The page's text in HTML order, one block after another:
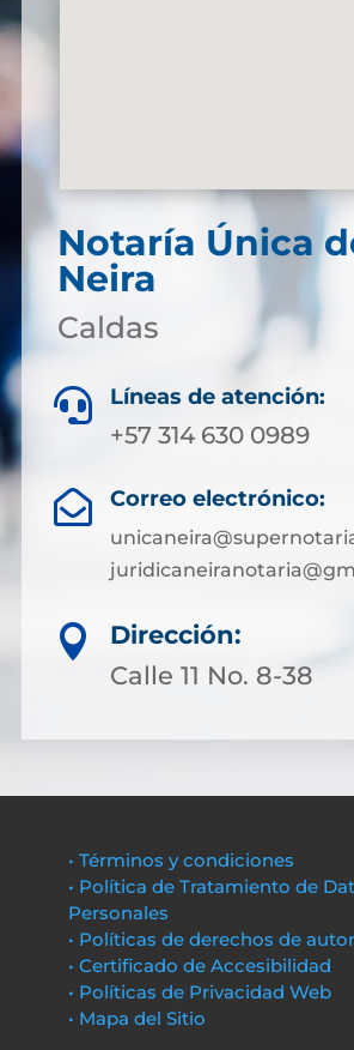
Notaría Única
Neira
Caldas
 Líneas de atención:
+57 314 630 0989
 Correo electrónico:

Dirección:
Calle 11 No. 8-38
• Términos y condiciones
• Política de Tratamiento de
Personales
• Políticas de derechos de autor
• Certificado de Accesibilidad
• Políticas de Privacidad Web
• Mapa del Sitio